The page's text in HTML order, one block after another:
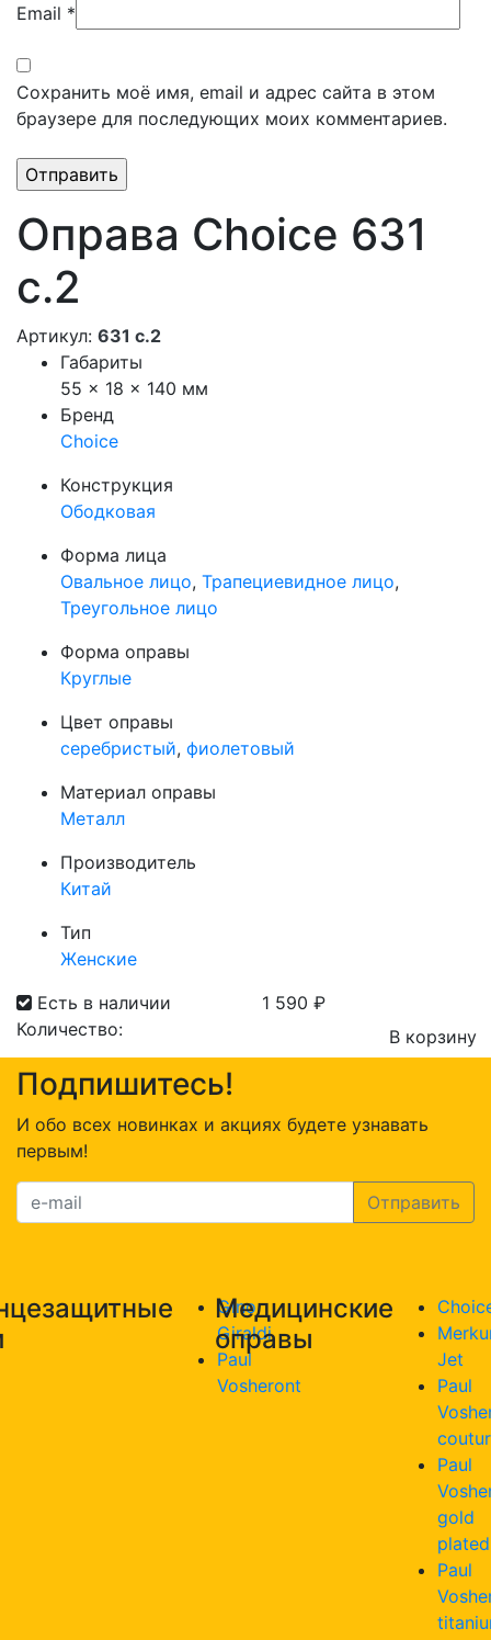
Email *
Сохранить моё имя, email и адрес сайта в этом
браузере для последующих моих комментариев.
Оправа Choice 631
с.2
Артикул: 631 с.2
Габариты
55 × 18 × 140 мм
Бренд
Choice
Конструкция
Ободковая
Форма лица
Овальное лицо, Трапециевидное лицо,
Треугольное лицо
Форма оправы
Круглые
Цвет оправы
серебристый, фиолетовый
Материал оправы
Металл
Производитель
Китай
Тип
Женские
Есть в наличии
1 590 ₽
Количество:
Количество
товара
Оправа
Choice
631
с.2
В корзину
Подпишитесь!
И обо всех новинках и акциях будете узнавать
первым!
Gino
Giraldi
Paul
Vosheront
Медицинские
оправы
Jet
Paul
Paul
gold
plated
Paul